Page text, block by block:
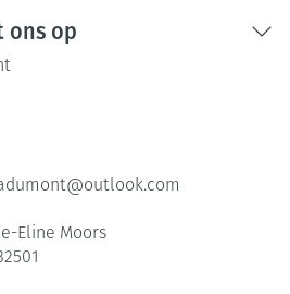
ons op
outlook.com
Eline Moors